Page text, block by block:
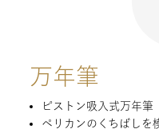
万年筆
ピストン吸入式万年筆
ペリカンのくちばしを